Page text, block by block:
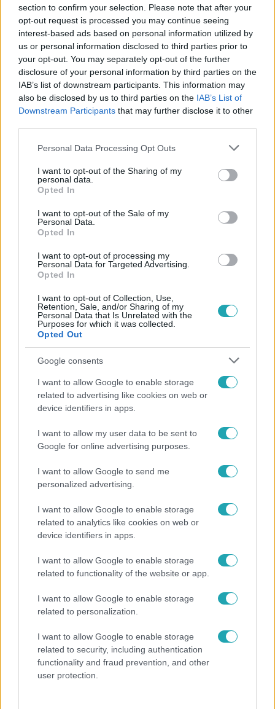
section to confirm your selection. Please note that after your
opt-out request is processed you may continue seeing
interest-based ads based on personal information utilized by
us or personal information disclosed to third parties prior to
your opt-out. You may separately opt-out of the further
disclosure of your personal information by third parties on the
IAB’s list of downstream participants. This information may
also be disclosed by us to third parties on the IAB’s List of
Downstream Participants that may further disclose it to other
Please note that this website/app uses one or more Google
not limited to your visit or usage behaviour. You may click to
grant or deny consent to Google and its third-party tags to
use your data for below specified purposes in below Google
consent section.
Personal Data Processing Opt Outs
I want to opt-out of the Sharing of my
personal data.
Opted In
I want to opt-out of the Sale of my
Personal Data.
Opted In
I want to opt-out of processing my
Personal Data for Targeted Advertising.
Opted In
I want to opt-out of Collection, Use,
Retention, Sale, and/or Sharing of my
Personal Data that Is Unrelated with the
Purposes for which it was collected.
Opted Out
Google consents
I want to allow Google to enable storage
related to advertising like cookies on web or
device identifiers in apps.
I want to allow my user data to be sent to
Google for online advertising purposes.
I want to allow Google to send me
personalized advertising.
I want to allow Google to enable storage
related to analytics like cookies on web or
device identifiers in apps.
I want to allow Google to enable storage
related to functionality of the website or app.
I want to allow Google to enable storage
related to personalization.
I want to allow Google to enable storage
related to security, including authentication
functionality and fraud prevention, and other
user protection.
Itt állítsd be, hogy az RTL.hu az elsők között
legyen a Google-találatokban!
Kövess minket, és értesülj a friss hírekről a
Facebookon is!
HÍRADÓ # POLITIKA #SZÍJJÁRTÓ PÉTER
Népszerű
Reggeli
Átvonul a hidegfront az országon – így alakul a
hőmérséklet a hét második felében